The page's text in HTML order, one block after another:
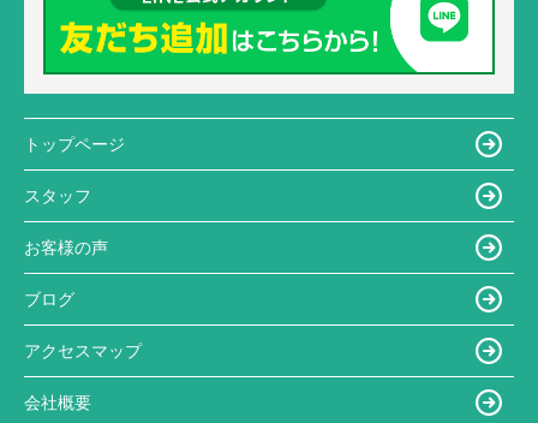
トップページ
スタッフ
お客様の声
ブログ
アクセスマップ
会社概要